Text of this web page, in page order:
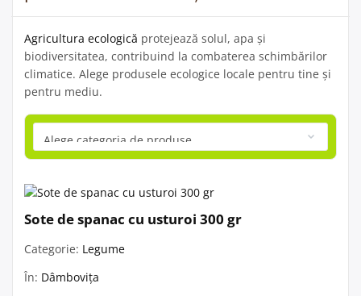
Agricultura ecologică protejează solul, apa și
biodiversitatea, contribuind la combaterea schimbărilor
climatice. Alege produsele ecologice locale pentru tine și
pentru mediu.
Sote de spanac cu usturoi 300 gr
Categorie: Legume
În: Dâmbovița